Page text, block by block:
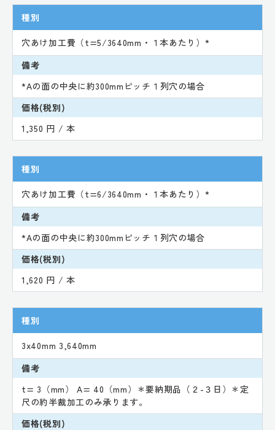
種別
穴あけ加工費（t=5/3640mm・１本あたり）*
備考
*Aの面の中央に約300mmピッチ１列穴の場合
価格(税別)
1,350 円 / 本
種別
穴あけ加工費（t=6/3640mm・１本あたり）*
備考
*Aの面の中央に約300mmピッチ１列穴の場合
価格(税別)
1,620 円 / 本
種別
3x40mm 3,640mm
備考
t= 3（mm） A= 40（mm）＊要納期品（２-３日）＊定
尺の約半裁加工のみ承ります。
価格(税別)